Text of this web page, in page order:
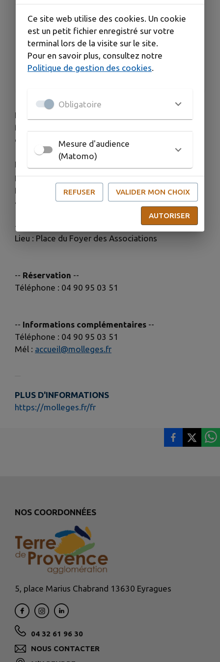
Voir plus (16 de plus)
HORAIRES
Du 01/01 au 31/12, tous les mercredis de 8h à
12h.
TARIFS
Accès libre.
Poissonnier, producteur d'huile d'olive, primeur,
fromager et rôtisseur vous attendent, sur la place
du Foyer des associations.
Légumes, fruits, fromages, huile d'olives,
poissons... vous seront présentés par des
producteurs de la région sur la place du Foyer des
associations.
--
Lieu : Place du Foyer des Associations
-- Réservation --
Téléphone : 04 90 95 03 51
-- Informations complémentaires --
Téléphone : 04 90 95 03 51
Mél : accueil@molleges.fr
PLUS D'INFORMATIONS
https://molleges.fr/fr
NOS COORDONNÉES
5, place Marius Chabrand 13630 Eyragues
04 32 61 96 30
NOUS CONTACTER
Ce site web utilise des cookies. Un cookie
est un petit fichier enregistré sur votre
terminal lors de la visite sur le site.
Pour en savoir plus, consultez notre
Politique de gestion des cookies.
Obligatoire
Mesure d'audience
(Matomo)
REFUSER VALIDER MON CHOIX
AUTORISER